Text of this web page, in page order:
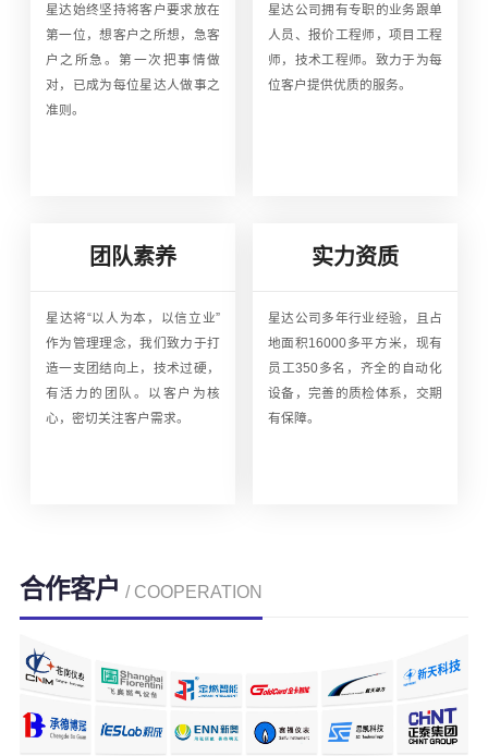
星达始终坚持将客户要求放在
第一位，想客户之所想，急客
户之所急。第一次把事情做
对，已成为每位星达人做事之
准则。
星达公司拥有专职的业务跟单
人员、报价工程师，项目工程
师，技术工程师。致力于为每
位客户提供优质的服务。
团队素养
星达将“以人为本，以信立业”
作为管理理念，我们致力于打
造一支团结向上，技术过硬，
有活力的团队。以客户为核
心，密切关注客户需求。
实力资质
星达公司多年行业经验，且占
地面积16000多平方米，现有
员工350多名，齐全的自动化
设备，完善的质检体系，交期
有保障。
合作客户 / COOPERATION